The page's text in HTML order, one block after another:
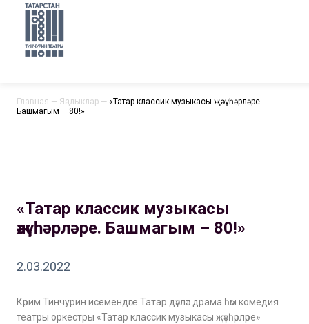
Главная — Яңалыклар — «Татар классик музыкасы җәүһәрләре.
Башмагым – 80!»
«Татар классик музыкасы
җәүһәрләре. Башмагым – 80!»
2.03.2022
Кәрим Тинчурин исемендәге Татар дәүләт драма һәм комедия
театры оркестры «Татар классик музыкасы җәүһәрләре»